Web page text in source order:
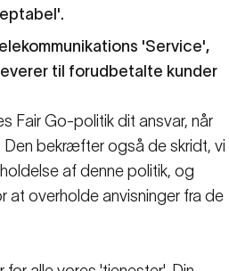
'Service',
til forudbetalte kunder
Fair Go-politik dit ansvar, når
Den bekræfter også de skridt, vi
af denne politik, og
at overholde anvisninger fra de